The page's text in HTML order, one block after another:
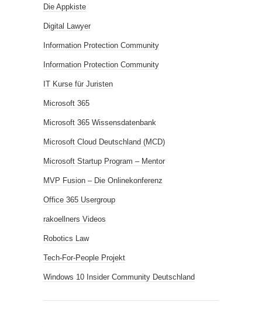
Die Appkiste
Digital Lawyer
Information Protection Community
Information Protection Community
IT Kurse für Juristen
Microsoft 365
Microsoft 365 Wissensdatenbank
Microsoft Cloud Deutschland (MCD)
Microsoft Startup Program – Mentor
MVP Fusion – Die Onlinekonferenz
Office 365 Usergroup
rakoellners Videos
Robotics Law
Tech-For-People Projekt
Windows 10 Insider Community Deutschland